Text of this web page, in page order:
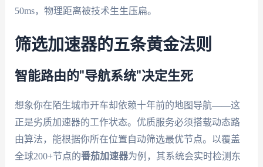
50ms，物理距离被技术生生压扁。
筛选加速器的五条黄金法则
智能路由的"导航系统"决定生死
想象你在陌生城市开车却依赖十年前的地图导航——这
正是劣质加速器的工作状态。优质服务必须搭载动态路
由算法，能根据你所在位置自动筛选最优节点。以覆盖
全球200+节点的番茄加速器为例，其系统会实时检测东